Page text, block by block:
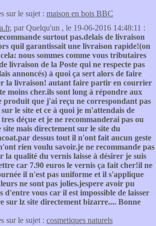
sur le sujet : maison en bois BBC
, par Quelqu'un , le 19-06-2016 14:48:11 :
surtout pas.delais de livraison
quil garantissait une livraison rapide!(on
nous sommes comme vous tributaires
livraison de la Poste qui ne respecte pas
annoncés) à quoi ça sert alors de faire
la livraison! autant faire partir en courrier
moins cher.ils sont long à répondre aux
produit que j'ai reçu ne correspondant pas
le site et ce à quoi je m'attendais de
déçue et je ne recommanderai pas ou
site mais directement sur le site du
dessus tout il n'ont fait aucun geste
rien voulu savoir.je ne recommande pas
la qualité du vernis laisse à désirer je suis
car 7.90 euros le vernis ça fait cher!il ne
il n'est pas uniforme et il s'applique
ne sont pas jolies.jespere avoir pu
d'entre vous car il est impossible de laisser
sur lz site directement bizarre.... Bonne
sur le sujet : cosmetiques naturels